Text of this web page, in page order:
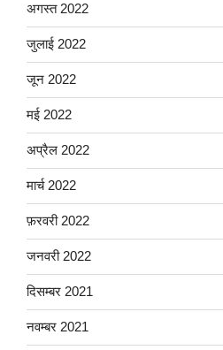
अगस्त 2022
जुलाई 2022
जून 2022
मई 2022
अप्रैल 2022
मार्च 2022
फ़रवरी 2022
जनवरी 2022
दिसम्बर 2021
नवम्बर 2021